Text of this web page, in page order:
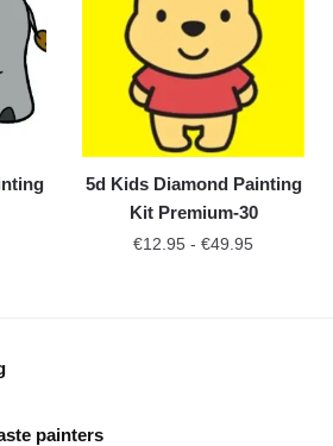
5d Kids Diamond Painting
Kit Premium-30
€12.95 - €49.95
painters